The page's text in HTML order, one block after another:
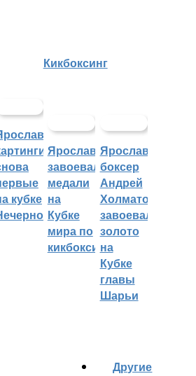
кубке
Кикбоксинг
Ярославцы
завоевали
медали
на
Кубке
мира по
кикбоксингу
Ярославский
боксер
Андрей
Холматов
завоевал
золото
на
Кубке
главы
Шарьи
Другие